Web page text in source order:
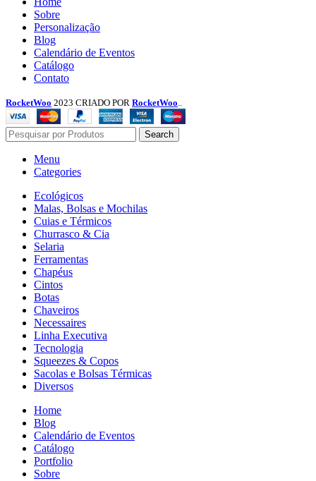
Sobre
Personalização
Blog
Calendário de Eventos
Catálogo
Contato
RocketWoo 2023 CRIADO POR RocketWoo
Search
Menu
Categories
Ecológicos
Malas, Bolsas e Mochilas
Cuias e Térmicos
Churrasco & Cia
Selaria
Ferramentas
Chapéus
Cintos
Botas
Chaveiros
Necessaires
Linha Executiva
Tecnologia
Squeezes & Copos
Sacolas e Bolsas Térmicas
Diversos
Home
Blog
Calendário de Eventos
Catálogo
Portfolio
Sobre